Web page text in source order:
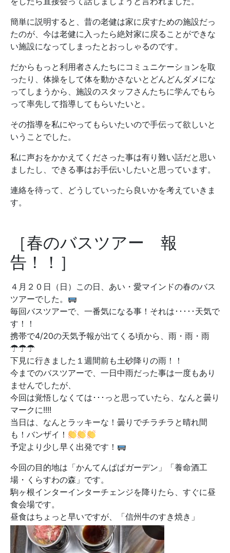
簡単に説明すると、昔の老健は家に戻すための施設だっ
たのが、今は老健に入ったら絶対家に戻ることができな
い施設になってしまったとおっしゃるのです。
だからもっと利用者さんたちにコミュニケーションを取
ったり、体操をして体を動かさないとどんどんダメにな
ってしまうから、施設のスタッフさんたちに学んでもら
って率先して指導してもらいたいと。
その指導を私にやってもらいたいので手伝って欲しいと
いうことでした。
私に声おをかかえてくださった事は有り難い話だと思い
ましたし、できる事はお手伝いしたいと思っています。
連絡を待って、どうしていったら良いかを考えていきま
す。
［春のバスツアー 報
告！！］
４月２０日（日）この日、あい・愛マインドの春のバス
ツアーでした。
毎回バスツアーで、一番気になる事！それは･････天気で
す！！
携帯で4/20の天気予報が出てくる頃から、雨・雨・雨
☂☂☂
下見に行きました１週間前も土砂降りの雨！！
今までのバスツアーで、一日中雨だった事は一度もあり
ませんでしたが、
今回は覚悟しなくては･･･っと思っていたら、なんと曇り
マークに!!!!
当日は、なんとラッキーな！曇りでチラチラと晴れ間
も！バンザイ！
予定より少し早く出発です！
今回の目的地は「かんてんぱぱガーデン」「養命酒工
場・くらすわの森」です。
駒ヶ根インターインターチェンジを降りたら、すぐに昼
食会場です。
昼食はちょっと早いですが、「信州牛のすき焼き」